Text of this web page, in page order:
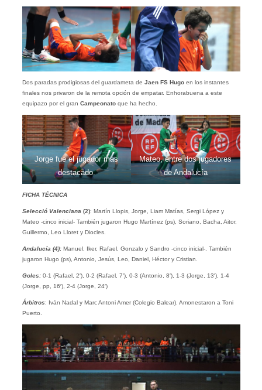
Dos paradas prodigiosas del guardameta de Jaen FS Hugoen los instantes
finales nos privaron de la remota opción de empatar. Enhorabuena a este
equipazo por el gran Campeonatoque ha hecho.
Jorge fue el jugador más
destacado.
Mateo, entre dos jugadores
de Andalucía
FICHA TÉCNICA
Selecció Valenciana (2): Martín Llopis, Jorge, Liam Matías, Sergi López y
Mateo -cinco inicial- También jugaron Hugo Martínez (ps), Soriano, Bacha, Aitor,
Guillermo, Leo Lloret y Diocles.
Andalucía (4):Manuel, Iker, Rafael, Gonzalo y Sandro -cinco inicial-. También
jugaron Hugo (ps), Antonio, Jesús, Leo, Daniel, Héctor y Cristian.
Goles:0-1 (Rafael, 2′), 0-2 (Rafael, 7′), 0-3 (Antonio, 8′), 1-3 (Jorge, 13′), 1-4
(Jorge, pp, 16′), 2-4 (Jorge, 24′)
Árbitros: Iván Nadal y Marc Antoni Amer (Colegio Balear). Amonestaron a Toni
Puerto.